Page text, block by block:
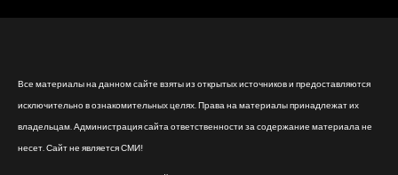
Все материалы на данном сайте взяты из открытых источников и предоставляются
исключительно в ознакомительных целях. Права на материалы принадлежат их
владельцам. Администрация сайта ответственности за содержание материала не
несет. Сайт не является СМИ!